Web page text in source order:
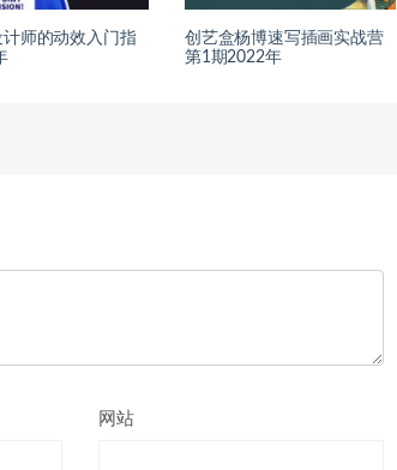
师的动效入门指
创艺盒杨博速写插画实战营
第1期2022年
网站